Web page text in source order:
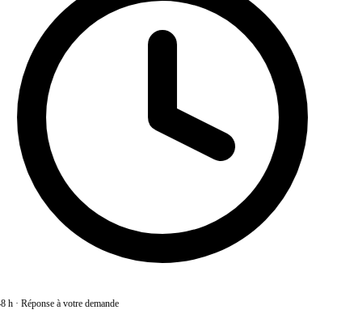
h·Réponse à votre demande